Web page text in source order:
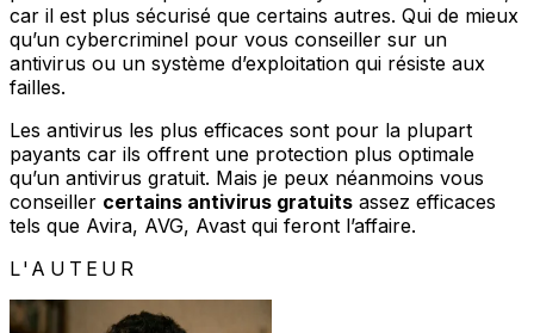
car il est plus sécurisé que certains autres. Qui de mieux
qu’un cybercriminel pour vous conseiller sur un
antivirus ou un système d’exploitation qui résiste aux
failles.
Les antivirus les plus efficaces sont pour la plupart
payants car ils offrent une protection plus optimale
qu’un antivirus gratuit. Mais je peux néanmoins vous
conseiller certains antivirus gratuits assez efficaces
tels que Avira, AVG, Avast qui feront l’affaire.
L'AUTEUR